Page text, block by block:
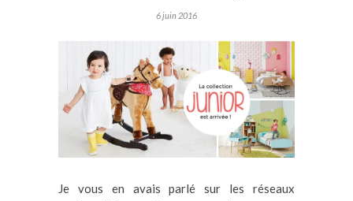
6 juin 2016
Je vous en avais parlé sur les réseaux